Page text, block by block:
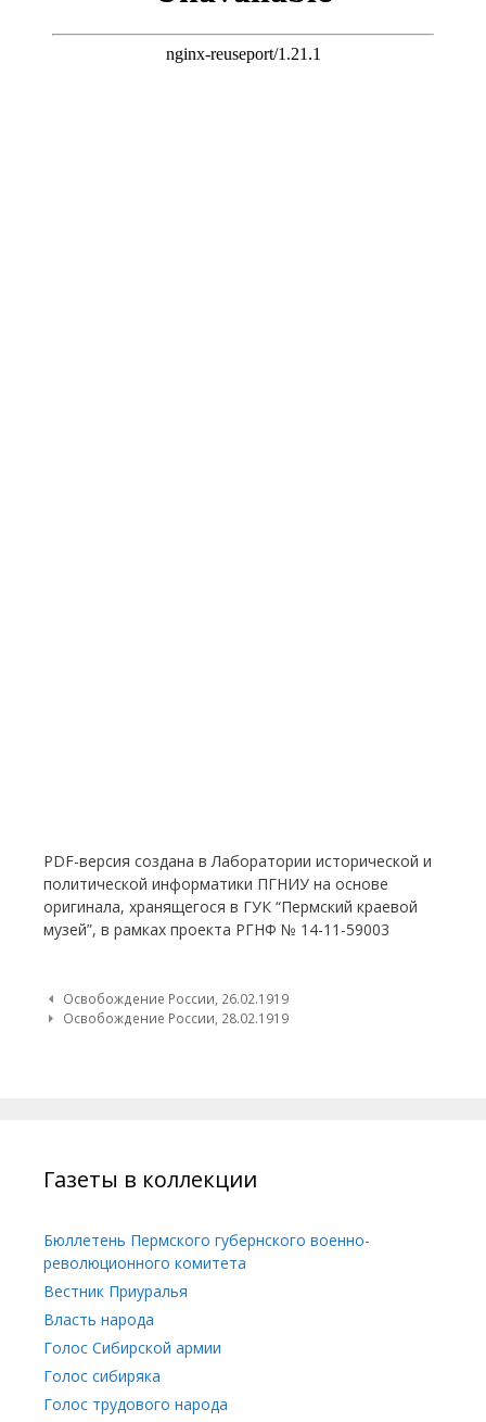
PDF-версия создана в Лаборатории исторической и
политической информатики ПГНИУ на основе
оригинала, хранящегося в ГУК “Пермский краевой
музей”, в рамках проекта РГНФ № 14-11-59003
Post navigation
Освобождение России, 26.02.1919
Освобождение России, 28.02.1919
Газеты в коллекции
Бюллетень Пермского губернского военно-
революционного комитета
Вестник Приуралья
Власть народа
Голос Сибирской армии
Голос сибиряка
Голос трудового народа